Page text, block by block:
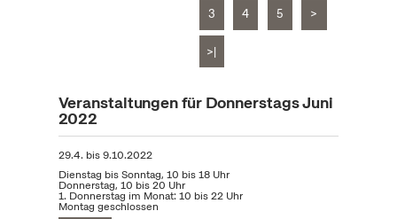
3 4 5 >
>|
Veranstaltungen für Donnerstags Juni
2022
29.4. bis9.10.2022
Dienstag bis Sonntag, 10 bis 18 Uhr
Donnerstag, 10 bis 20 Uhr
1. Donnerstag im Monat: 10 bis 22 Uhr
Montag geschlossen